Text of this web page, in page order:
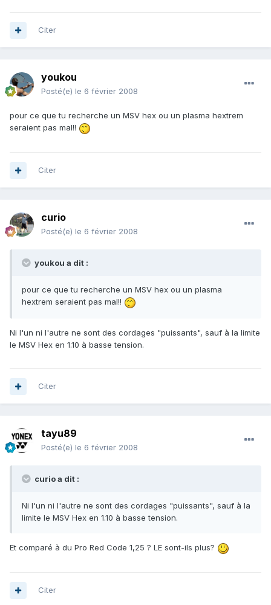
Citer
youkou
Posté(e) le 6 février 2008
pour ce que tu recherche un MSV hex ou un plasma hextrem
seraient pas mal!!
Citer
curio
Posté(e) le 6 février 2008
youkou a dit :
pour ce que tu recherche un MSV hex ou un plasma
hextrem seraient pas mal!!
Ni l'un ni l'autre ne sont des cordages "puissants", sauf à la limite
le MSV Hex en 1.10 à basse tension.
Citer
tayu89
Posté(e) le 6 février 2008
curio a dit :
Ni l'un ni l'autre ne sont des cordages "puissants", sauf à la
limite le MSV Hex en 1.10 à basse tension.
Et comparé à du Pro Red Code 1,25 ? LE sont-ils plus?
Citer